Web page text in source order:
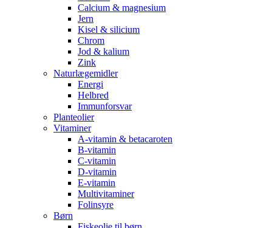
Calcium & magnesium
Jern
Kisel & silicium
Chrom
Jod & kalium
Zink
Naturlægemidler
Energi
Helbred
Immunforsvar
Planteolier
Vitaminer
A-vitamin & betacaroten
B-vitamin
C-vitamin
D-vitamin
E-vitamin
Multivitaminer
Folinsyre
Børn